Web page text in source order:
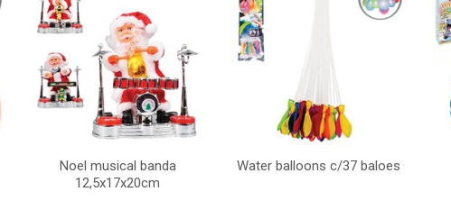
Noel musical banda
12,5x17x20cm
Water balloons c/37 baloes